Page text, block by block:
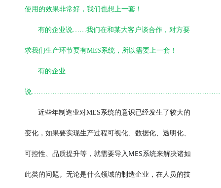
使用的效果非常好，我们也想上一套！
有的企业说……我们在和某大客户谈合作，对方要
求我们生产环节要有MES系统，所以需要上一套！
有的企业
说
近些年制造业对MES系统的意识已经发生了较大的
变化，如果要实现生产过程可视化、数据化、透明化、
可控性、品质提升等，就需要导入 MES系统来解决诸如
此类的问题。无论是什么领域的制造企业，在人员的技